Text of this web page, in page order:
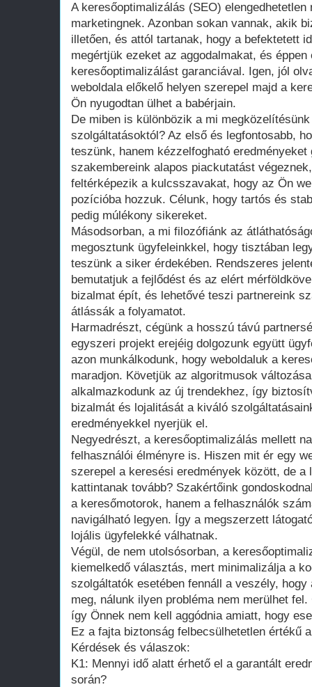
A keresőoptimalizálás (SEO)
marketingnek. Azonban sokan vannak, akik
illetően, és attól tartanak, hogy a befektetett
megértjük ezeket az aggodalmakat, és
keresőoptimalizálást garanciával. Igen, jól
weboldala előkelő helyen szerepel majd a
Ön nyugodtan ülhet a babérjain.
De miben is különbözik a mi
szolgáltatásoktól? Az első és legfontosabb,
teszünk, hanem kézzelfogható eredményeket
szakembereink alapos piackutatást
feltérképezik a kulcsszavakat, hogy az Ön
pozícióba hozzuk. Célunk, hogy tartós és
pedig múlékony sikereket.
Másodsorban, a mi filozófiánk az
megosztunk ügyfeleinkkel, hogy tisztában
teszünk a siker érdekében. Rendszeres
bemutatjuk a fejlődést és az elért
bizalmat épít, és lehetővé teszi partnereink
átlássák a folyamatot.
Harmadrészt, cégünk a hosszú távú
egyszeri projekt erejéig dolgozunk együtt
azon munkálkodunk, hogy weboldaluk a
maradjon. Követjük az algoritmusok
alkalmazkodunk az új trendekhez, így
bizalmát és lojalitását a kiváló
eredményekkel nyerjük el.
Negyedrészt, a keresőoptimalizálás mellett
felhasználói élményre is. Hiszen mit ér egy
szerepel a keresési eredmények között, de a
kattintanak tovább? Szakértőink
a keresőmotorok, hanem a felhasználók
navigálható legyen. Így a megszerzett
lojális ügyfelekké válhatnak.
Végül, de nem utolsósorban, a
kiemelkedő választás, mert minimalizálja a
szolgáltatók esetében fennáll a veszély,
meg, nálunk ilyen probléma nem merülhet
így Önnek nem kell aggódnia amiatt, hogy
Ez a fajta biztonság felbecsülhetetlen értékű
Kérdések és válaszok:
K1: Mennyi idő alatt érhető el a garantált
során?